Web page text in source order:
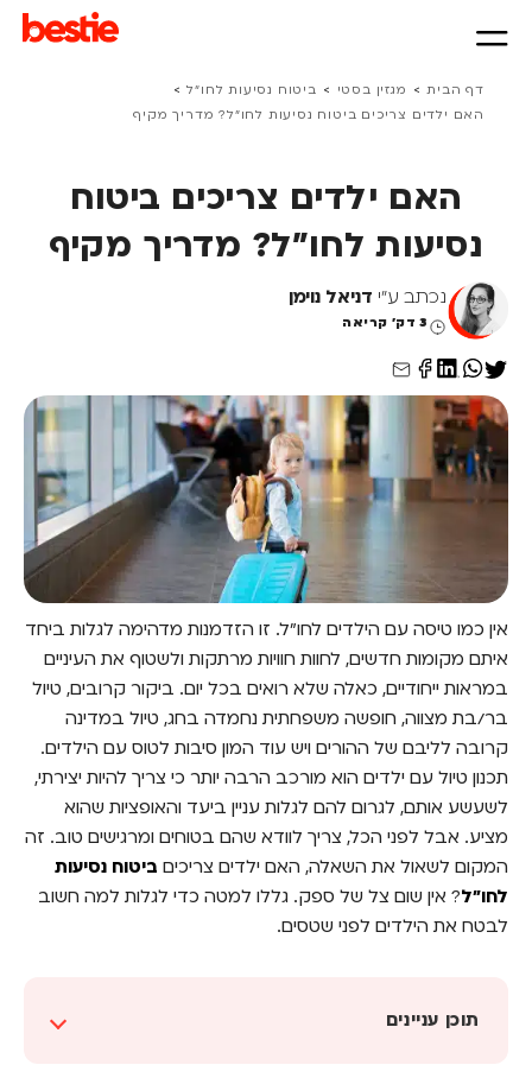
דף הבית > מגזין בסטי > ביטוח נסיעות לחו״ל >
האם ילדים צריכים ביטוח נסיעות לחו"ל? מדריך מקיף
האם ילדים צריכים ביטוח
נסיעות לחו"ל? מדריך מקיף
נכתב ע"י דניאל נוימן
3 דק' קריאה
אין כמו טיסה עם הילדים לחו"ל. זו הזדמנות מדהימה לגלות ביחד
איתם מקומות חדשים, לחוות חוויות מרתקות ולשטוף את העיניים
במראות ייחודיים, כאלה שלא רואים בכל יום. ביקור קרובים, טיול
בר/בת מצווה, חופשה משפחתית נחמדה בחג, טיול במדינה
קרובה לליבם של ההורים ויש עוד המון סיבות לטוס עם הילדים.
תכנון טיול עם ילדים הוא מורכב הרבה יותר כי צריך להיות יצירתי,
לשעשע אותם, לגרום להם לגלות עניין ביעד והאופציות שהוא
מציע. אבל לפני הכל, צריך לוודא שהם בטוחים ומרגישים טוב. זה
המקום לשאול את השאלה, האם ילדים צריכים ביטוח נסיעות
לחו"ל? אין שום צל של ספק. גללו למטה כדי לגלות למה חשוב
לבטח את הילדים לפני שטסים.
תוכן עניינים